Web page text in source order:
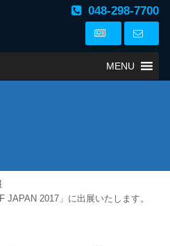
048-298-7700
MENU
JAPAN 2017」に出展いたします。